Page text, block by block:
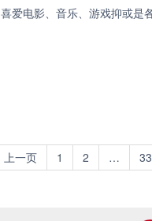
喜爱电影、音乐、游戏抑或是
上一页 1 2 … 33